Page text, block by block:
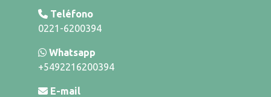
Teléfono
0221-6200394
Whatsapp
+5492216200394
E-mail